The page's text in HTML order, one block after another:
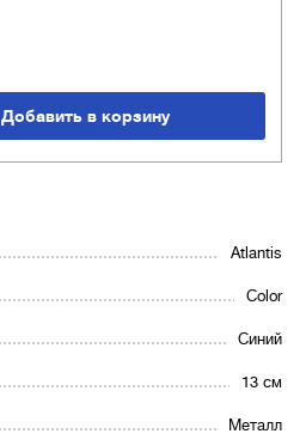
Atlantis
Color
Синий
13 см
Металл
Добавить в корзину